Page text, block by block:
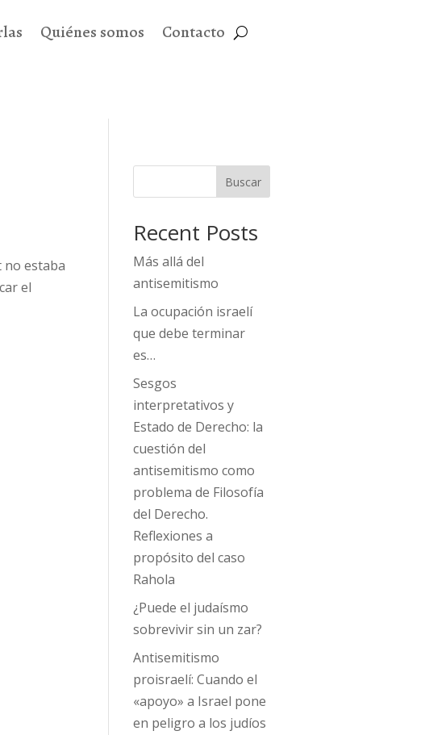
Quiénes somos Contacto
no estaba
el
Buscar
Recent Posts
Más allá del
antisemitismo
La ocupación israelí
que debe terminar
es…
Sesgos
interpretativos y
Estado de Derecho: la
cuestión del
antisemitismo como
problema de Filosofía
del Derecho.
Reflexiones a
propósito del caso
Rahola
¿Puede el judaísmo
sobrevivir sin un zar?
Antisemitismo
proisraelí: Cuando el
«apoyo» a Israel pone
en peligro a los judíos